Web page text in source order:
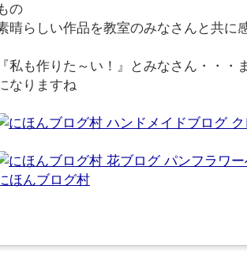
の
晴らしい作品を教室のみなさんと共に
『私も作りた～い！』とみなさん・・・
なりますね
ほんブログ村